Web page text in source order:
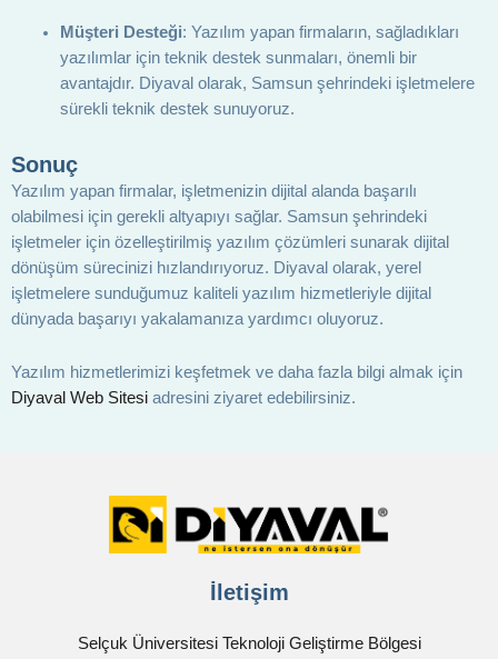
Müşteri Desteği: Yazılım yapan firmaların, sağladıkları
yazılımlar için teknik destek sunmaları, önemli bir
avantajdır. Diyaval olarak, Samsun şehrindeki işletmelere
sürekli teknik destek sunuyoruz.
Sonuç
Yazılım yapan firmalar, işletmenizin dijital alanda başarılı
olabilmesi için gerekli altyapıyı sağlar. Samsun şehrindeki
işletmeler için özelleştirilmiş yazılım çözümleri sunarak dijital
dönüşüm sürecinizi hızlandırıyoruz. Diyaval olarak, yerel
işletmelere sunduğumuz kaliteli yazılım hizmetleriyle dijital
dünyada başarıyı yakalamanıza yardımcı oluyoruz.
Yazılım hizmetlerimizi keşfetmek ve daha fazla bilgi almak için
Diyaval Web Sitesi adresini ziyaret edebilirsiniz.
İletişim
Selçuk Üniversitesi Teknoloji Geliştirme Bölgesi